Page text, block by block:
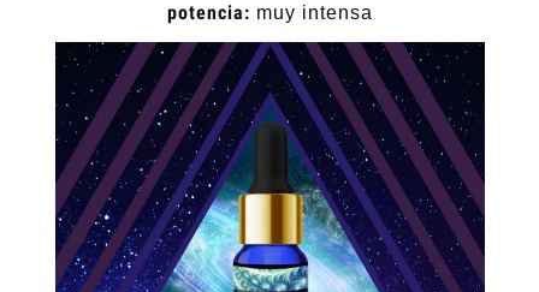
potencia: muy intensa